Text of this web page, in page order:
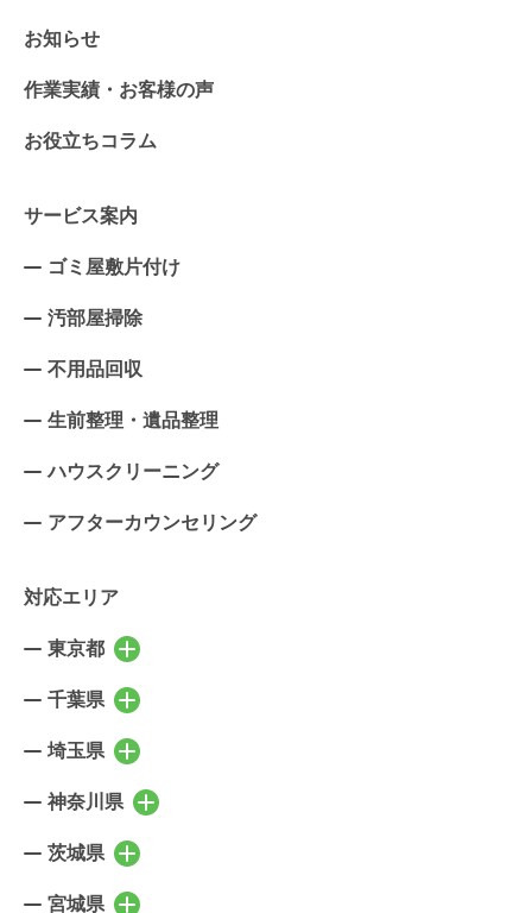
お知らせ
作業実績・お客様の声
お役立ちコラム
サービス案内
ゴミ屋敷片付け
汚部屋掃除
不用品回収
生前整理・遺品整理
ハウスクリーニング
アフターカウンセリング
対応エリア
東京都 東京都の市区町村を表示
千代田区
墨田区
品川区
千葉県 千葉県の市区町村を表示
千葉市稲毛区
千葉市美浜区
市川市
習志野市
埼玉県 埼玉県の市区町村を表示
さいたま市北区
さいたま市桜区
さいたま市南区
神奈川県 神奈川県の市区町村を表示
横浜市鶴見区
茨城県 茨城県の市区町村を表示
水戸市
宮城県